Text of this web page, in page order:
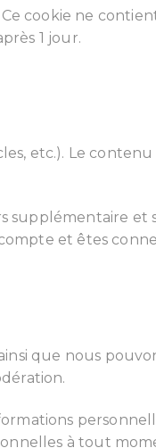
cookie ne
1 jour.
etc.). Le contenu
supplémentaire
et êtes
que nous
à tout